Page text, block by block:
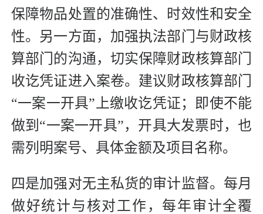
保障物品处置的准确性、时效性和安全
性。另一方面，加强执法部门与财政核
算部门的沟通，切实保障财政核算部门
收讫凭证进入案卷。建议财政核算部门
“一案一开具”上缴收讫凭证；即使不能
做到“一案一开具”，开具大发票时，也
需列明案号、具体金额及项目名称。
四是加强对无主私货的审计监督。每月
做好统计与核对工作，每年审计全覆